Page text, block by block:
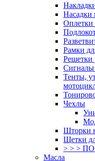
Насадки
Оплетки
Рамки
Решетки
Сигналы
Тенты,
Чехлы
Шторки
Щетки
> > >
Масла